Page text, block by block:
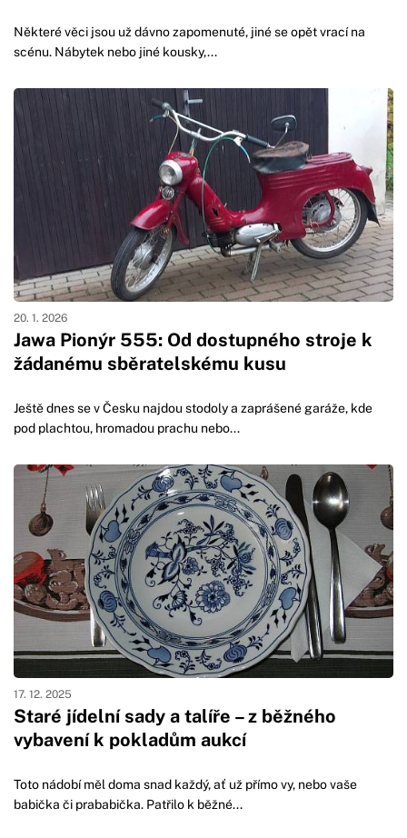
Některé věci jsou už dávno zapomenuté, jiné se opět vrací na
scénu. Nábytek nebo jiné kousky,...
Jawa Pionýr 555: Od dostupného stroje k
žádanému sběratelskému kusu
20. 1. 2026
Ještě dnes se v Česku najdou stodoly a zaprášené garáže, kde
pod plachtou, hromadou prachu nebo...
Staré jídelní sady a talíře – z běžného
vybavení k pokladům aukcí
17. 12. 2025
Toto nádobí měl doma snad každý, ať už přímo vy, nebo vaše
babička či prababička. Patřilo k běžné...